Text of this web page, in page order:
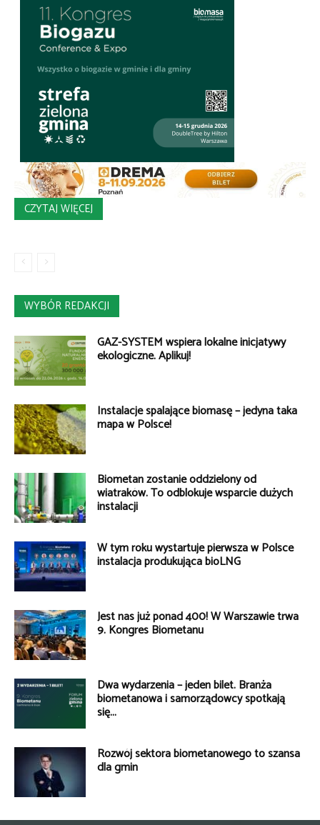
CZYTAJ WIĘCEJ
WYBÓR REDAKCJI
GAZ-SYSTEM wspiera lokalne inicjatywy
ekologiczne. Aplikuj!
Instalacje spalające biomasę – jedyna taka
mapa w Polsce!
Biometan zostanie oddzielony od
wiatraków. To odblokuje wsparcie dużych
instalacji
W tym roku wystartuje pierwsza w Polsce
instalacja produkująca bioLNG
Jest nas już ponad 400! W Warszawie trwa
9. Kongres Biometanu
Dwa wydarzenia – jeden bilet. Branża
biometanowa i samorządowcy spotkają
się...
Rozwój sektora biometanowego to szansa
dla gmin